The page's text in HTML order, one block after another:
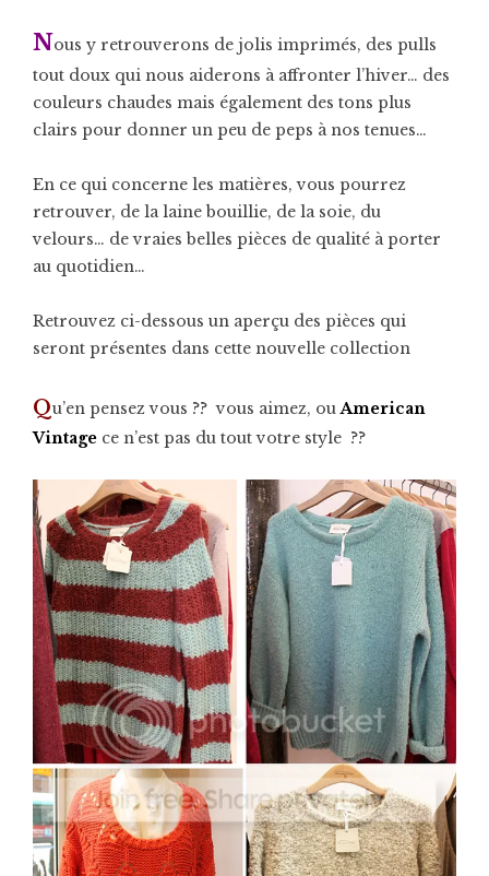
Nous y retrouverons de jolis imprimés, des pulls
tout doux qui nous aiderons à affronter l’hiver… des
couleurs chaudes mais également des tons plus
clairs pour donner un peu de peps à nos tenues…
En ce qui concerne les matières, vous pourrez
retrouver, de la laine bouillie, de la soie, du
velours… de vraies belles pièces de qualité à porter
au quotidien…
Retrouvez ci-dessous un aperçu des pièces qui
seront présentes dans cette nouvelle collection
Qu’en pensez vous ?? vous aimez, ouAmerican
Vintage ce n’est pas du tout votre style ??